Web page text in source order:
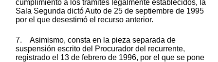
cumplimiento a los trámites legalmente establecidos, la
Sala Segunda dictó Auto de 25 de septiembre de 1995
por el que desestimó el recurso anterior.
7. Asimismo, consta en la pieza separada de
suspensión escrito del Procurador del recurrente,
registrado el 13 de febrero de 1996, por el que se pone